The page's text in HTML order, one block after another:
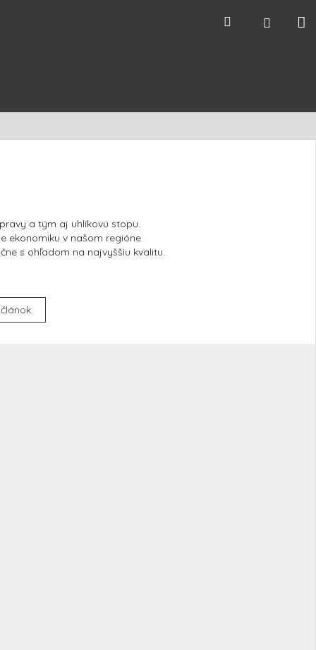
Hľadať
a tým aj uhlíkovú stopu.
ekonomiku v našom regióne.
s ohľadom na najvyššiu kvalitu.